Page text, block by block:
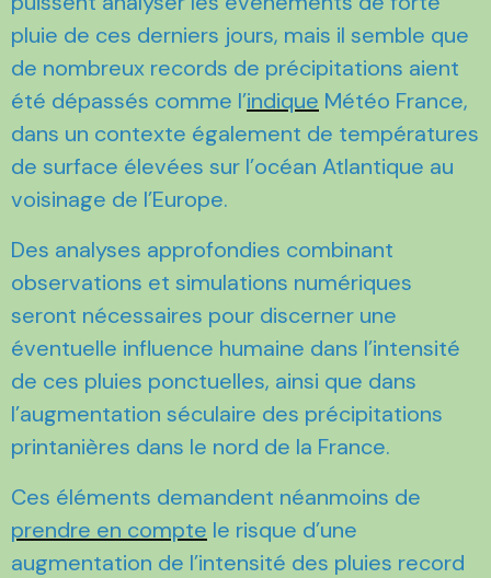
pluie de ces derniers jours, mais il semble que
de nombreux records de précipitations aient
été dépassés comme l’indique Météo France,
dans un contexte également de températures
de surface élevées sur l’océan Atlantique au
voisinage de l’Europe.
Des analyses approfondies combinant
observations et simulations numériques
seront nécessaires pour discerner une
éventuelle influence humaine dans l’intensité
de ces pluies ponctuelles, ainsi que dans
l’augmentation séculaire des précipitations
printanières dans le nord de la France.
Ces éléments demandent néanmoins de
prendre en compte le risque d’une
augmentation de l’intensité des pluies record